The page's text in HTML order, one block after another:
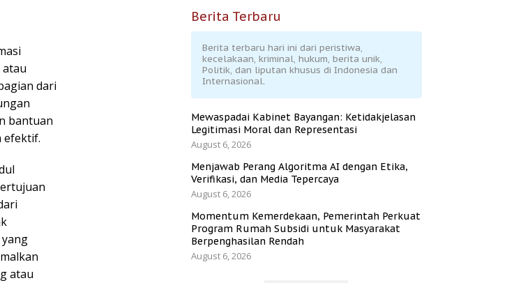
dari
bantuan
efektif.
atau
Berita Terbaru
Berita terbaru hari ini dari peristiwa,
kecelakaan, kriminal, hukum, berita unik,
Politik, dan liputan khusus di Indonesia dan
Internasional.
Mewaspadai Kabinet Bayangan: Ketidakjelasan
Legitimasi Moral dan Representasi
August 6, 2026
Menjawab Perang Algoritma AI dengan Etika,
Verifikasi, dan Media Tepercaya
August 6, 2026
Momentum Kemerdekaan, Pemerintah Perkuat
Program Rumah Subsidi untuk Masyarakat
Berpenghasilan Rendah
August 6, 2026